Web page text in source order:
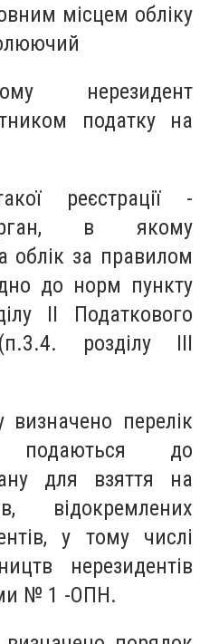
місцем обліку
нерезидент
податку на
реєстрації -
в якому
облік за правилом
до норм пункту
II Податкового
розділу III
визначено перелік
подаються до
для взяття на
відокремлених
у тому числі
нерезидентів
№ 1 -ОПН.